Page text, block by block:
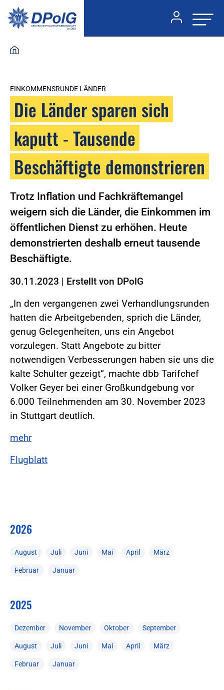
EINKOMMENSRUNDE LÄNDER
Die Länder sparen sich
kaputt - Tausende
Beschäftigte demonstrieren
Trotz Inflation und Fachkräftemangel
weigern sich die Länder, die Einkommen im
öffentlichen Dienst zu erhöhen. Heute
demonstrierten deshalb erneut tausende
Beschäftigte.
30.11.2023 | Erstellt von DPolG
„In den vergangenen zwei Verhandlungsrunden
hatten die Arbeitgebenden, sprich die Länder,
genug Gelegenheiten, uns ein Angebot
vorzulegen. Statt Angebote zu bitter
notwendigen Verbesserungen haben sie uns die
kalte Schulter gezeigt“, machte dbb Tarifchef
Volker Geyer bei einer Großkundgebung vor
6.000 Teilnehmenden am 30. November 2023
in Stuttgart deutlich.
mehr
Flugblatt
2026
August Juli Juni Mai April März
Februar Januar
2025
Dezember November Oktober September
August Juli Juni Mai April März
Februar Januar